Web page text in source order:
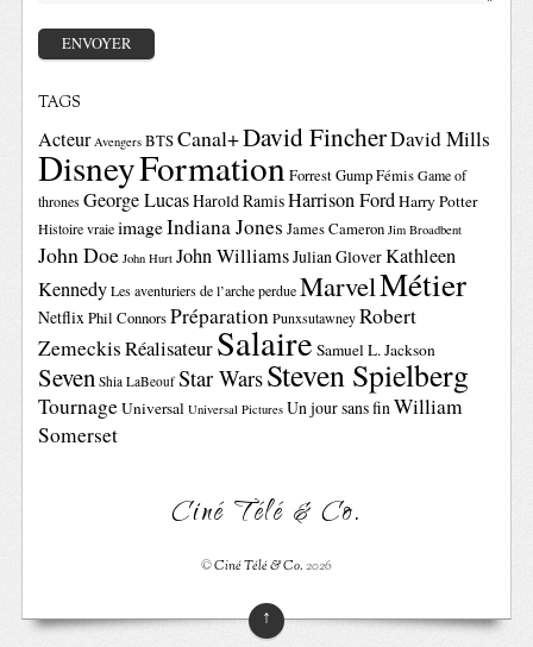
TAGS
Acteur Avengers BTSCanal+David FincherDavid Mills
DisneyFormationForrest GumpFémis Game of
thrones George LucasHarold RamisHarrison FordHarry Potter
Histoire vraie imageIndiana Jones James Cameron Jim Broadbent
John Doe John Hurt John WilliamsJulian GloverKathleen
Kennedy Les aventuriers de l’arche perdue MarvelMétier
NetflixPhil ConnorsPréparation Punxsutawney Robert
ZemeckisRéalisateurSalaire Samuel L. Jackson
Seven Shia LaBeouf Star WarsSteven Spielberg
TournageUniversal Universal Pictures Un jour sans finWilliam
Somerset
Ciné Télé & Co.
©Ciné Télé & Co.2026
↑